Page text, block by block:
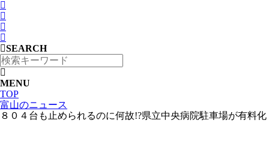
SEARCH
MENU
TOP
富山のニュース
８０４台も止められるのに何故!?県立中央病院駐車場が有料化